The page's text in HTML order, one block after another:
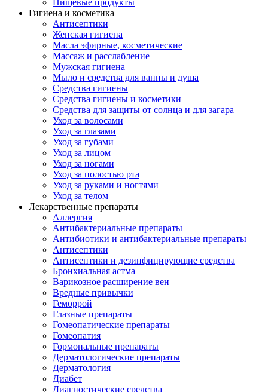
Пищевые продукты
Гигиена и косметика
Антисептики
Женская гигиена
Масла эфирные, косметические
Массаж и расслабление
Мужская гигиена
Мыло и средства для ванны и душа
Средства гигиены
Средства гигиены и косметики
Средства для защиты от солнца и для загара
Уход за волосами
Уход за глазами
Уход за губами
Уход за лицом
Уход за ногами
Уход за полостью рта
Уход за руками и ногтями
Уход за телом
Лекарственные препараты
Аллергия
Антибактериальные препараты
Антибиотики и антибактериальные препараты
Антисептики
Антисептики и дезинфицирующие средства
Бронхиальная астма
Варикозное расширение вен
Вредные привычки
Геморрой
Глазные препараты
Гомеопатические препараты
Гомеопатия
Гормональные препараты
Дерматологические препараты
Дерматология
Диабет
Диагностические средства